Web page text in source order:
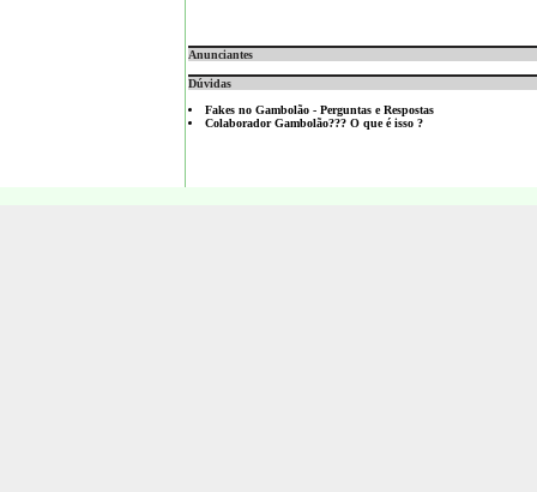
Anunciantes
Dúvidas
Fakes no Gambolão - Perguntas e Respostas
Colaborador Gambolão??? O que é isso ?